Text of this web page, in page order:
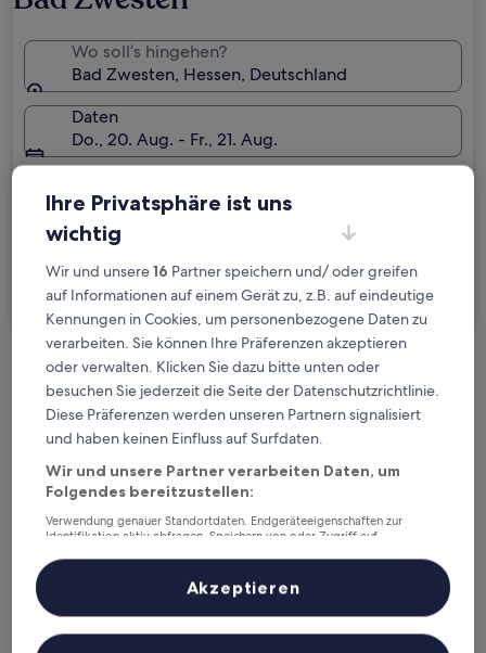
Wo soll’s hingehen?
Bad Zwesten, Hessen, Deutschland
Daten
Do., 20. Aug. - Fr., 21. Aug.
2 Reisende, 1 Zimmer
Ich reise geschäftlich
Suchen
Kostenlose Stornierung bei
Planänderungen
wahrgenommene Übernachtung
Mehr sparen mit Preisen für Mitglieder
Überprüfe die Preise für diese Daten
Ihre Privatsphäre ist uns
wichtig
Wir und unsere16 Partner speichern und/ oder greifen
auf Informationen auf einem Gerät zu, z.B. auf eindeutige
Kennungen in Cookies, um personenbezogene Daten zu
verarbeiten. Sie können Ihre Präferenzen akzeptieren
oder verwalten. Klicken Sie dazu bitte unten oder
besuchen Sie jederzeit die Seite der Datenschutzrichtlinie.
Diese Präferenzen werden unseren Partnern signalisiert
und haben keinen Einfluss auf Surfdaten.
Wir und unsere Partner verarbeiten Daten, um
Folgendes bereitzustellen:
Verwendung genauer Standortdaten. Endgeräteeigenschaften zur
Identifikation aktiv abfragen. Speichern von oder Zugriff auf
Inhalte, Messung von Werbeleistung und der Performance von Inhalten,
Zielgruppenforschung sowie Entwicklung und Verbesserung von
Liste der Partner (Lieferanten)
Akzeptieren